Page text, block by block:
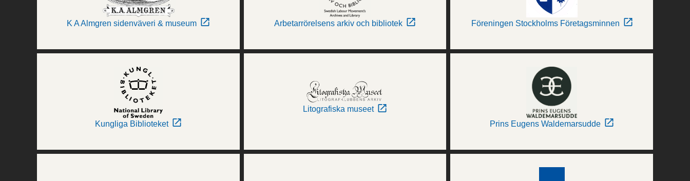
K A Almgren sidenväveri & museum Arbetarrörelsens arkiv och bibliotek Föreningen Stockholms Företagsminnen
Kungliga Biblioteket
Litografiska museet
Prins Eugens Waldemarsudde